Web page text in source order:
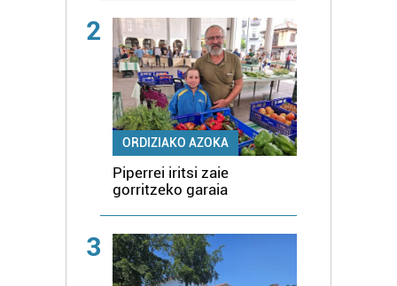
2
ORDIZIAKO AZOKA
Piperrei iritsi zaie
gorritzeko garaia
3